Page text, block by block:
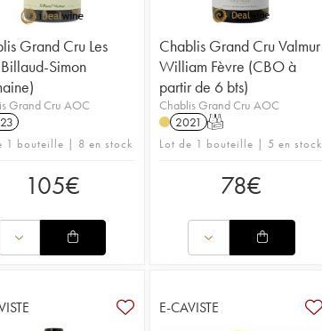
Grand Cru Les
Simon
Grand Cru AOC
1 bouteille | 8 en stock
105€
Chablis Grand Cru Valmur
William Fèvre (CBO à
partir de 6 bts)
Chablis Grand Cru AOC
2021 T
Lot de 1 bouteille | 5 en stock
78€
E-CAVISTE